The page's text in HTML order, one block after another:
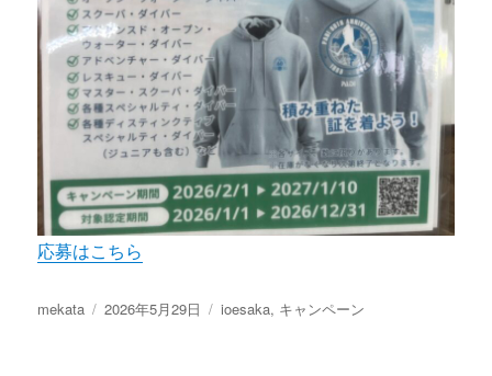
応募はこちら
投
mekata
投
2026年5月29日
カ
ioesaka, キャンペーン